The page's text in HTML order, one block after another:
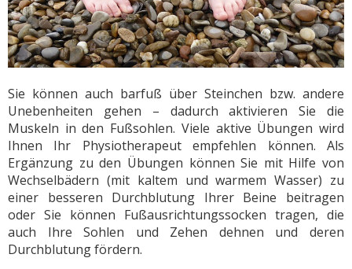
Sie können auch barfuß über Steinchen bzw. andere
Unebenheiten gehen – dadurch aktivieren Sie die
Muskeln in den Fußsohlen. Viele aktive Übungen wird
Ihnen Ihr Physiotherapeut empfehlen können. Als
Ergänzung zu den Übungen können Sie mit Hilfe von
Wechselbädern (mit kaltem und warmem Wasser) zu
einer besseren Durchblutung Ihrer Beine beitragen
oder Sie können Fußausrichtungssocken tragen, die
auch Ihre Sohlen und Zehen dehnen und deren
Durchblutung fördern.